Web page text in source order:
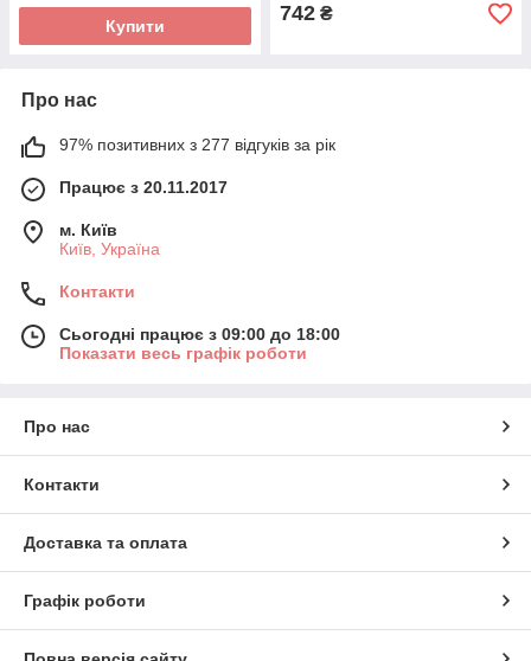
Купити
742 ₴
Про нас
97% позитивних з 277 відгуків за рік
Працює з 20.11.2017
м. Київ
Київ, Україна
Контакти
Сьогодні працює з 09:00 до 18:00
Показати весь графік роботи
Про нас
Контакти
Доставка та оплата
Графік роботи